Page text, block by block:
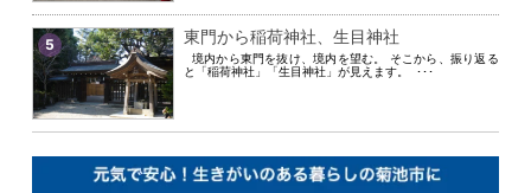
5 東門から稲荷神社、生目神社
境内から東門を抜け、境内を望む。 そこから、振り返る
と「稲荷神社」「生目神社」が見えます。 ･･･